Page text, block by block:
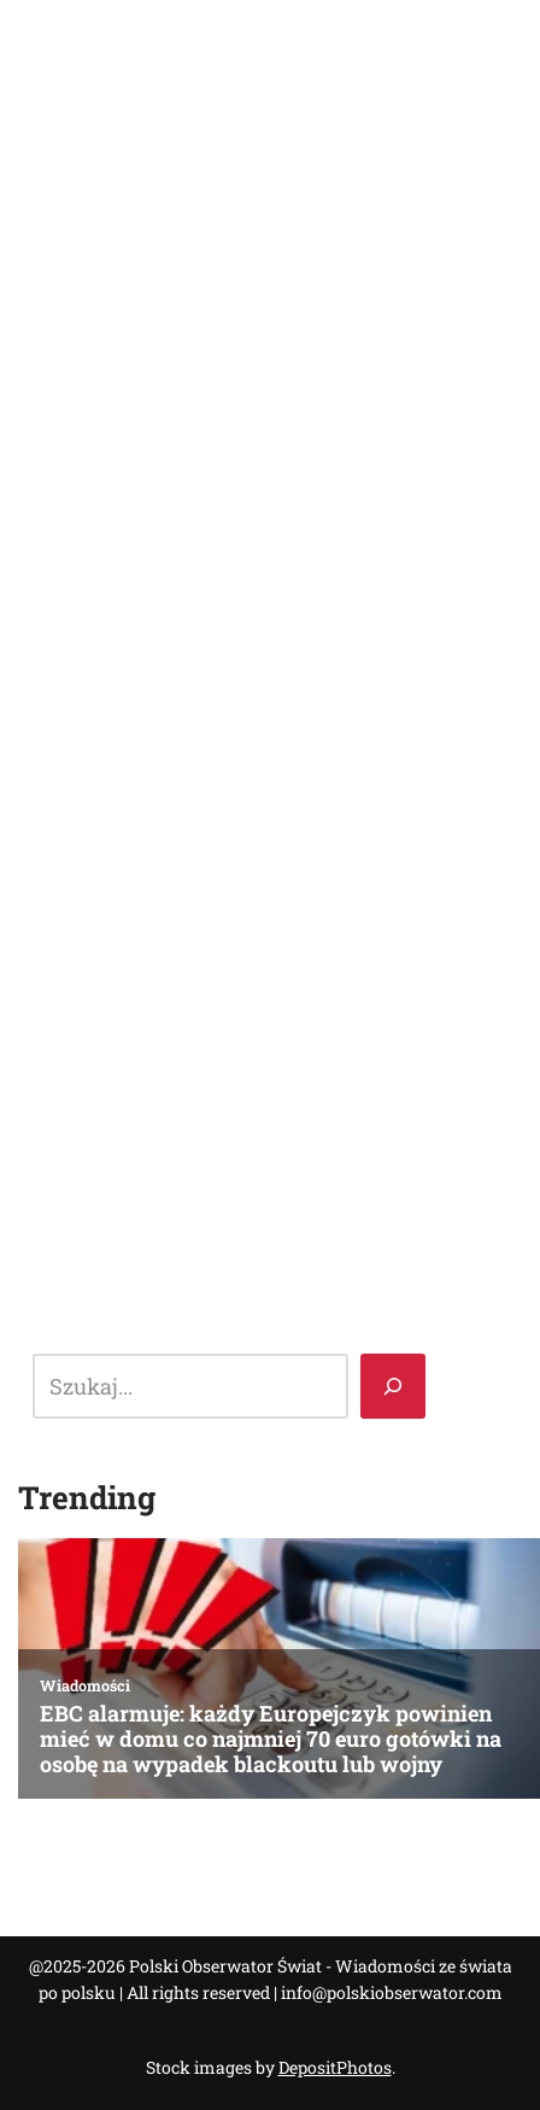
Trending
@2025-2026 Polski Obserwator Świat - Wiadomości ze świata
po polsku | All rights reserved | info@polskiobserwator.com
Stock images byDepositPhotos.